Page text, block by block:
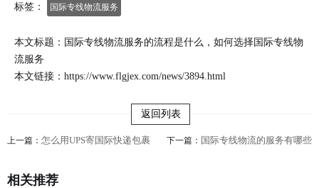
标签： 国际专线物流服务
本文标题：国际专线物流服务的流程是什么，如何选择国际专线物
流服务
本文链接： https://www.flgjex.com/news/3894.html
返回列表
上一篇： 怎么用UPS寄国际快递包裹 下一篇： 国际专线物流的服务有哪些
相关推荐